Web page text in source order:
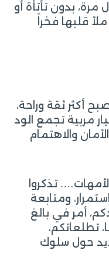
مرة، بدون تأتأة أو
قلبها فخراً
أكثر ثقة وراحة،
مربية تجمع الود
والاهتمام
تذكروا
ومتابعة
أمر في بالغ
تطلعاتكم،
حول سلوك